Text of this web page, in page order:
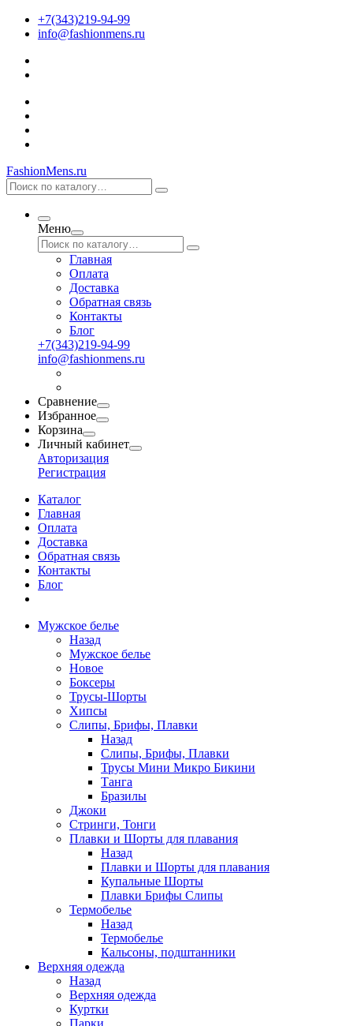
+7(343)219-94-99
info@fashionmens.ru
FashionMens.ru
Меню
Главная
Оплата
Доставка
Обратная связь
Контакты
Блог
+7(343)219-94-99
info@fashionmens.ru
Сравнение
Избранное
Корзина
Личный кабинет
Авторизация
Регистрация
Каталог
Главная
Оплата
Доставка
Обратная связь
Контакты
Блог
Мужское белье
Назад
Мужское белье
Новое
Боксеры
Трусы-Шорты
Хипсы
Слипы, Брифы, Плавки
Назад
Слипы, Брифы, Плавки
Трусы Мини Микро Бикини
Танга
Бразилы
Джоки
Стринги, Тонги
Плавки и Шорты для плавания
Назад
Плавки и Шорты для плавания
Купальные Шорты
Плавки Брифы Слипы
Термобелье
Назад
Термобелье
Кальсоны, подштанники
Верхняя одежда
Назад
Верхняя одежда
Куртки
Парки